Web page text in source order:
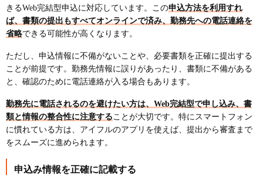
きるWeb完結型申込に対応しています。この申込方法を利用すれ
ば、書類の提出もすべてオンラインで済み、勤務先への電話連絡を
省略できる可能性が高くなります。
ただし、申込情報に不備がないことや、必要書類を正確に提出する
ことが前提です。勤務先情報に誤りがあったり、書類に不備がある
と、確認のために電話連絡が入る場合もあります。
勤務先に電話されるのを避けたい方は、Web完結型で申し込み、書
類と情報の整合性に注意する ことが大切です。特にスマートフォン
に慣れている方は、アイフルのアプリを使えば、提出から審査まで
をスムーズに進められます。
申込み情報を正確に記載する